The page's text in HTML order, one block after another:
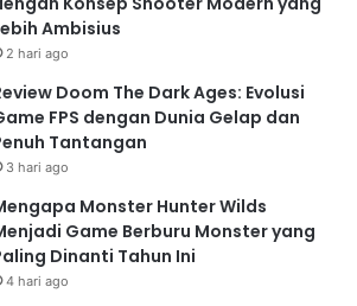
Ambisius
2 hari ago
Doom The Dark Ages: Evolusi
FPS dengan Dunia Gelap dan
Tantangan
3 hari ago
Monster Hunter Wilds
Game Berburu Monster yang
Dinanti Tahun Ini
4 hari ago